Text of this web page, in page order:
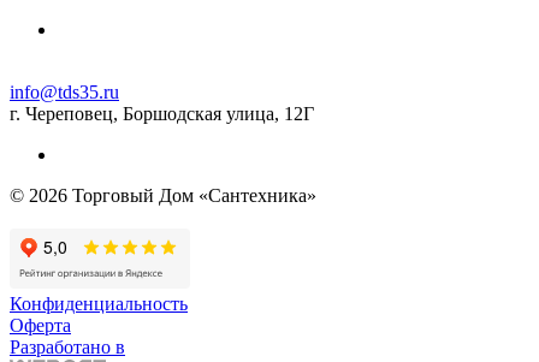
info@tds35.ru
г. Череповец, Боршодская улица, 12Г
© 2026 Торговый Дом «Сантехника»
Конфиденциальность
Оферта
Разработано в